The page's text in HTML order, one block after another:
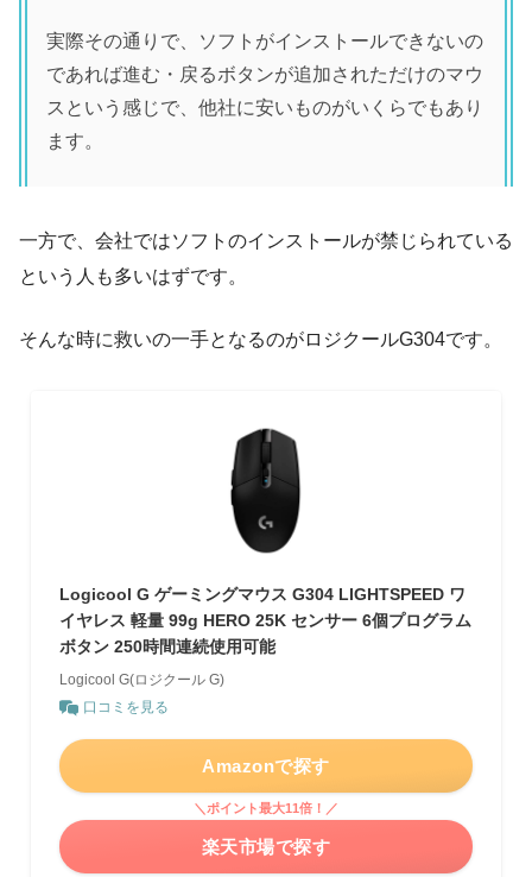
実際その通りで、ソフトがインストールできないの
であれば進む・戻るボタンが追加されただけのマウ
スという感じで、他社に安いものがいくらでもあり
ます。
一方で、会社ではソフトのインストールが禁じられている
という人も多いはずです。
そんな時に救いの一手となるのがロジクールG304です。
Logicool G ゲーミングマウス G304 LIGHTSPEED ワ
イヤレス 軽量 99g HERO 25K センサー 6個プログラム
ボタン 250時間連続使用可能
Logicool G(ロジクール G)
口コミを見る
Amazonで探す
＼ポイント最大11倍！／
楽天市場で探す